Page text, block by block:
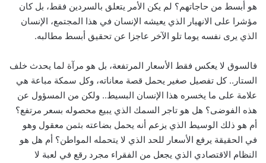
هو أبسط من حاجاتهم؟ لم يكن الأمر يتعلق بالسردين فقط، بل كان
مؤشرا على الانهيار الذي يعيشه الإنسان في هذا المجتمع، الإنسان
الذي يرى نفسه يوما تلو الآخر عاجزا عن تحقيق أبسط مطالبه.
فالسوق لا يعكس فقط الأسعار المرتفعة، بل هو مرآة لما يحدث خلف
الستار.. كل تفصيل صغير يحمل قصة معاناته، وكل سمكة مباعة هي
علامة على ما يخسره هذا الإنسان البسيط.. ولكن من المسؤول عن
هذه الفوضى؟ هل هو تاجر السمك الذي يبيع محصوله بسعر مرتفع؟
أم هو ذلك الوسيط الذي يزعم أنه يحمل بضاعته بثمن معقول وهو
في الحقيقة يرفع الأسعار للحد الذي لا يتحمله المواطن؟ أم هل هو
النظام الاقتصادي الذي يجعل من الفقراء مجرد رقع في لعبة لا